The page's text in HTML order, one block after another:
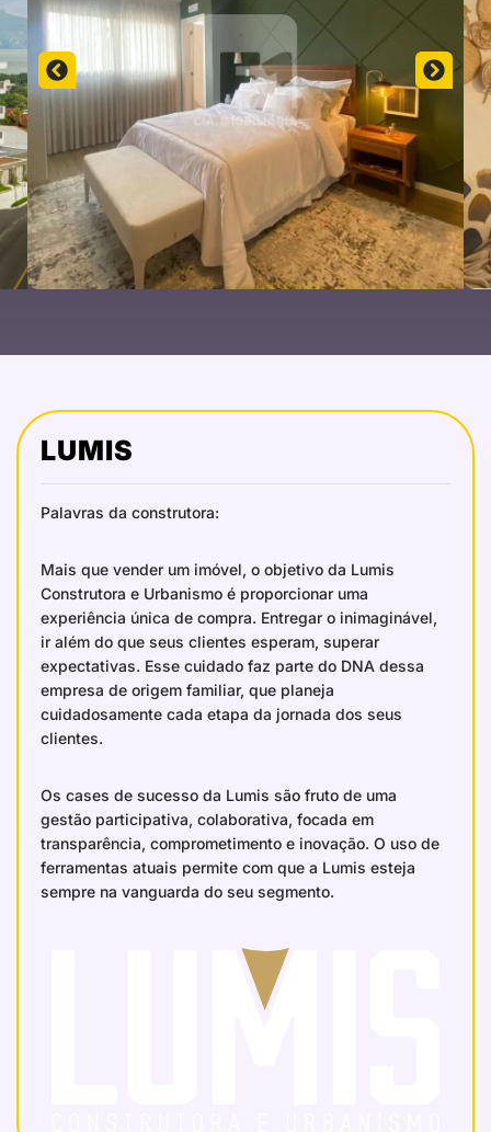
LUMIS
Palavras da construtora:
Mais que vender um imóvel, o objetivo da Lumis
Construtora e Urbanismo é proporcionar uma
experiência única de compra. Entregar o inimaginável,
ir além do que seus clientes esperam, superar
expectativas. Esse cuidado faz parte do DNA dessa
empresa de origem familiar, que planeja
cuidadosamente cada etapa da jornada dos seus
clientes.
Os cases de sucesso da Lumis são fruto de uma
gestão participativa, colaborativa, focada em
transparência, comprometimento e inovação. O uso de
ferramentas atuais permite com que a Lumis esteja
sempre na vanguarda do seu segmento.